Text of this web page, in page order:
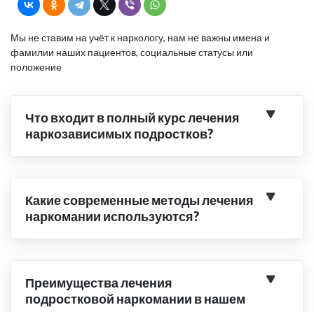
Мы не ставим на учёт к наркологу, нам не важны имена и
фамилии наших пациентов, социальные статусы или
положение
Что входит в полный курс лечения
наркозависимых подростков?
Какие современные методы лечения
наркомании используются?
Преимущества лечения
подростковой наркомании в нашем